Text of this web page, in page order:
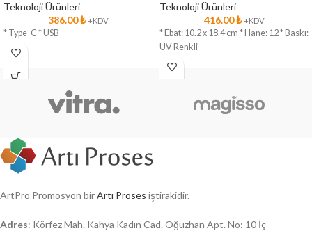
Teknoloji Ürünleri
386.00₺ +KDV
* Type-C * USB
Teknoloji Ürünleri
416.00₺ +KDV
* Ebat: 10.2 x 18.4 cm * Hane: 12 * Baskı:
UV Renkli
ArtPro Promosyon birArtı Proses iştirakidir.
Adres: Körfez Mah. Kahya Kadın Cad. Oğuzhan Apt. No: 10 İç